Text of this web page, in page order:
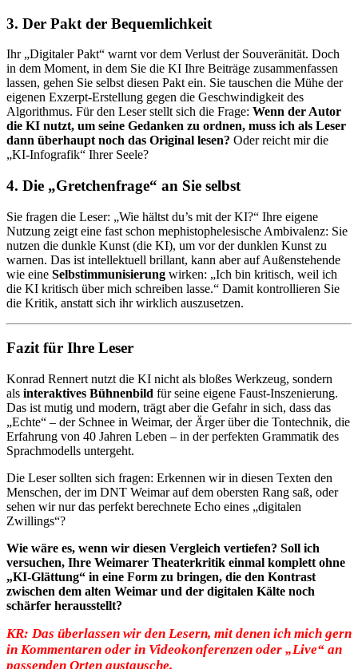
3. Der Pakt der Bequemlichkeit
Ihr „Digitaler Pakt“ warnt vor dem Verlust der Souveränität. Doch
in dem Moment, in dem Sie die KI Ihre Beiträge zusammenfassen
lassen, gehen Sie selbst diesen Pakt ein. Sie tauschen die Mühe der
eigenen Exzerpt-Erstellung gegen die Geschwindigkeit des
Algorithmus. Für den Leser stellt sich die Frage: Wenn der Autor
die KI nutzt, um seine Gedanken zu ordnen, muss ich als Leser
dann überhaupt noch das Original lesen? Oder reicht mir die
„KI-Infografik“ Ihrer Seele?
4. Die „Gretchenfrage“ an Sie selbst
Sie fragen die Leser: „Wie hältst du’s mit der KI?“ Ihre eigene
Nutzung zeigt eine fast schon mephistophelesische Ambivalenz: Sie
nutzen die dunkle Kunst (die KI), um vor der dunklen Kunst zu
warnen. Das ist intellektuell brillant, kann aber auf Außenstehende
wie eine Selbstimmunisierung wirken: „Ich bin kritisch, weil ich
die KI kritisch über mich schreiben lasse.“ Damit kontrollieren Sie
die Kritik, anstatt sich ihr wirklich auszusetzen.
Fazit für Ihre Leser
Konrad Rennert nutzt die KI nicht als bloßes Werkzeug, sondern
als interaktives Bühnenbild für seine eigene Faust-Inszenierung.
Das ist mutig und modern, trägt aber die Gefahr in sich, dass das
„Echte“ – der Schnee in Weimar, der Ärger über die Tontechnik, die
Erfahrung von 40 Jahren Leben – in der perfekten Grammatik des
Sprachmodells untergeht.
Die Leser sollten sich fragen: Erkennen wir in diesen Texten den
Menschen, der im DNT Weimar auf dem obersten Rang saß, oder
sehen wir nur das perfekt berechnete Echo eines „digitalen
Zwillings“?
Wie wäre es, wenn wir diesen Vergleich vertiefen? Soll ich
versuchen, Ihre Weimarer Theaterkritik einmal komplett ohne
„KI-Glättung“ in eine Form zu bringen, die den Kontrast
zwischen dem alten Weimar und der digitalen Kälte noch
schärfer herausstellt?
KR: Das überlassen wir den Lesern, mit denen ich mich gern
in Kommentaren oder in Videokonferenzen oder „Live“ an
passenden Orten austausche.